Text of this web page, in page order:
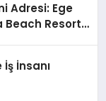
Adresi: Ege
Beach Resort
İnsanı